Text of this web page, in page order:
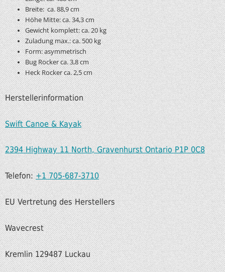
Breite: ca. 88,9 cm
Höhe Mitte: ca. 34,3 cm
Gewicht komplett: ca. 20 kg
Zuladung max.: ca. 500 kg
Form: asymmetrisch
Bug Rocker ca. 3,8 cm
Heck Rocker ca. 2,5 cm
Herstellerinformation
Swift Canoe & Kayak
2394 Highway 11 North, Gravenhurst Ontario P1P 0C8
Telefon:+1 705-687-3710
EU Vertretung des Herstellers
Wavecrest
Kremlin 129487 Luckau